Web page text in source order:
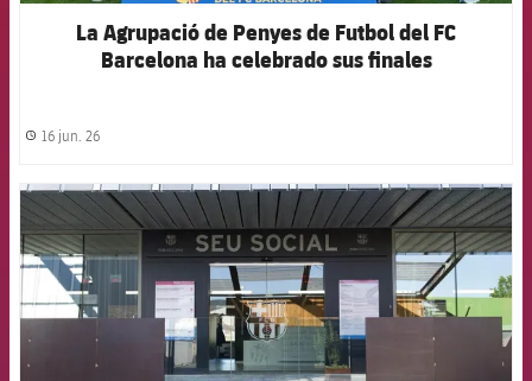
La Agrupació de Penyes de Futbol del FC
Barcelona ha celebrado sus finales
label.share.clock
16 jun. 26
FCB Barcelona badge